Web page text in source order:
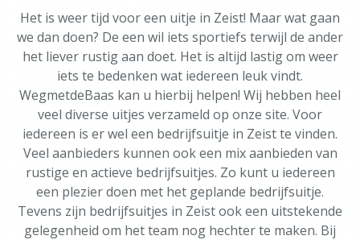
Het is weer tijd voor een uitje in Zeist! Maar wat gaan
we dan doen? De een wil iets sportiefs terwijl de ander
het liever rustig aan doet. Het is altijd lastig om weer
iets te bedenken wat iedereen leuk vindt.
WegmetdeBaas kan u hierbij helpen! Wij hebben heel
veel diverse uitjes verzameld op onze site. Voor
iedereen is er wel een bedrijfsuitje in Zeist te vinden.
Veel aanbieders kunnen ook een mix aanbieden van
rustige en actieve bedrijfsuitjes. Zo kunt u iedereen
een plezier doen met het geplande bedrijfsuitje.
Tevens zijn bedrijfsuitjes in Zeist ook een uitstekende
gelegenheid om het team nog hechter te maken. Bij